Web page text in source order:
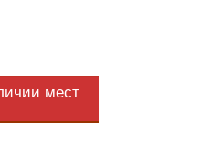
мест